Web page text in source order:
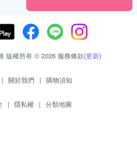
版權所有 © 2026 服務條款(更新)
| 關於我們 | 購物須知
| 隱私權 | 分類地圖